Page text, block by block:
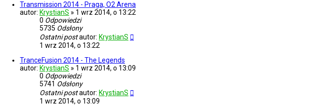
Transmission 2014 - Praga, O2 Arena
autor: KrystianS » 1 wrz 2014, o 13:22
0 Odpowiedzi
5735 Odsłony
Ostatni postautor: KrystianS
1 wrz 2014, o 13:22
TranceFusion 2014 - The Legends
autor: KrystianS » 1 wrz 2014, o 13:09
0 Odpowiedzi
5741 Odsłony
Ostatni postautor: KrystianS
1 wrz 2014, o 13:09